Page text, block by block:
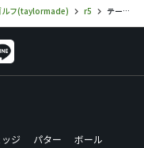
ルフ(taylormade) r5 テーラーメイドゴルフ／r5／ドライバーの口コミ評価
ジ パター
ボール